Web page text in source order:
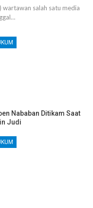
wartawan salah satu media
Nababan Ditikam Saat
Judi